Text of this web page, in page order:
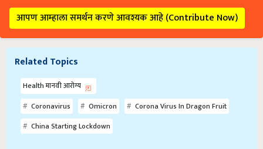
आपण आम्हाला समर्थन करणे आवश्यक आहे (Contribute Now)
Related Topics
Health मानवी आरोग्य
Coronavirus
Omicron
Corona Virus In Dragon Fruit
China Starting Lockdown